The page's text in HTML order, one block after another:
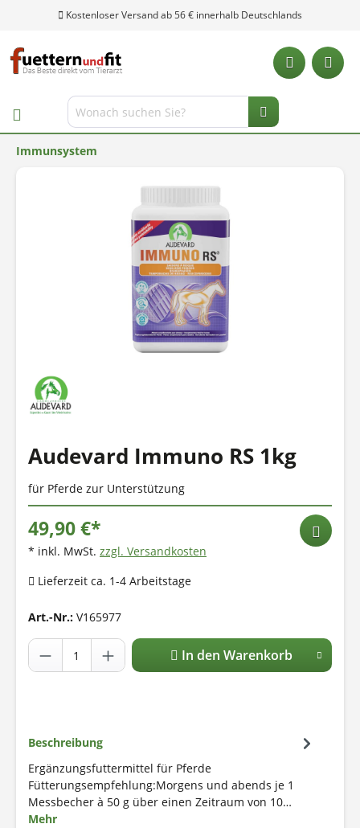
Kostenloser Versand ab 56 € innerhalb Deutschlands
Immunsystem
Audevard Immuno RS 1kg
für Pferde zur Unterstützung
49,90 €*
* inkl. MwSt. zzgl. Versandkosten
Lieferzeit ca. 1-4 Arbeitstage
Art.-Nr.: V165977
In den Warenkorb
Beschreibung
Ergänzungsfuttermittel für Pferde
Fütterungsempfehlung:Morgens und abends je 1
Messbecher à 50 g über einen Zeitraum von 10…
Mehr